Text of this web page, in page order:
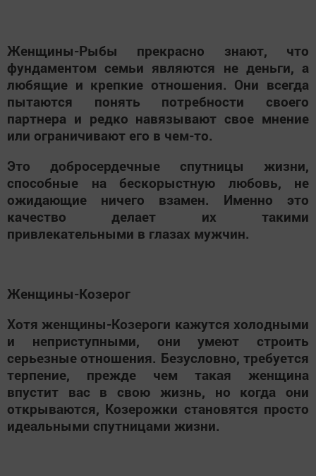
Женщины-Рыбы прекрасно знают, что
фундаментом семьи являются не деньги, а
любящие и крепкие отношения. Они всегда
пытаются понять потребности своего
партнера и редко навязывают свое мнение
или ограничивают его в чем-то.
Это добросердечные спутницы жизни,
способные на бескорыстную любовь, не
ожидающие ничего взамен. Именно это
качество делает их такими
привлекательными в глазах мужчин.
Женщины-Козерог
Хотя женщины-Козероги кажутся холодными
и неприступными, они умеют строить
серьезные отношения. Безусловно, требуется
терпение, прежде чем такая женщина
впустит вас в свою жизнь, но когда они
открываются, Козерожки становятся просто
идеальными спутницами жизни.